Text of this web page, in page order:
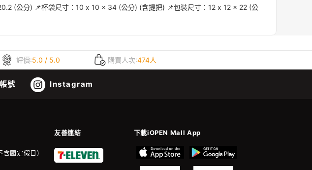
(公分) 📌杯袋尺寸：10 x 10 x 34 (公分) (含提把) 📌包裝尺寸：12 x 12 x 22 (公
評價:5.0 / 5.0 購買人次:474人
號 Instagram
友善連結 下載iOPEN Mall App
國定假日)